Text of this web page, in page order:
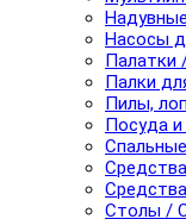
Насосы
Палатки
Палки
Пилы,
Посуда
Столы /